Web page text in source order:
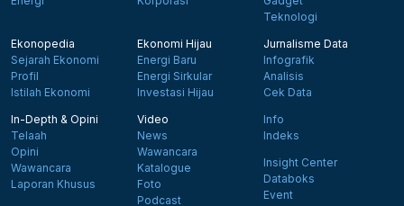
Teknologi
Ekonopedia
Sejarah Ekonomi
Profil
Istilah Ekonomi
Ekonomi Hijau
Energi Baru
Energi Sirkular
Investasi Hijau
Jurnalisme Data
Infografik
Analisis
Cek Data
In-Depth & Opini
Telaah
Opini
Wawancara
Laporan Khusus
Video
News
Wawancara
Katalogue
Foto
Podcast
Info
Indeks
Insight Center
Databoks
Event